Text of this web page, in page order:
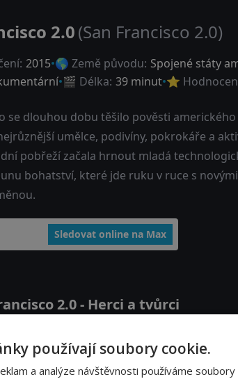
2.0(San Francisco 2.0)
2015 🌎 Země původu: Spojené státy
🎬 Délka: 39 minut ⭐
se dlouhou dobu těšilo pověsti
umělce, podivíny, pokrokáře a
pobřeží začala hrnout mladá
bohatství, které jde ruku v ruce s
Sledovat online na Max
2.0 - Herci a tvůrci
používají soubory cookie.
a analýze návštěvnosti používáme